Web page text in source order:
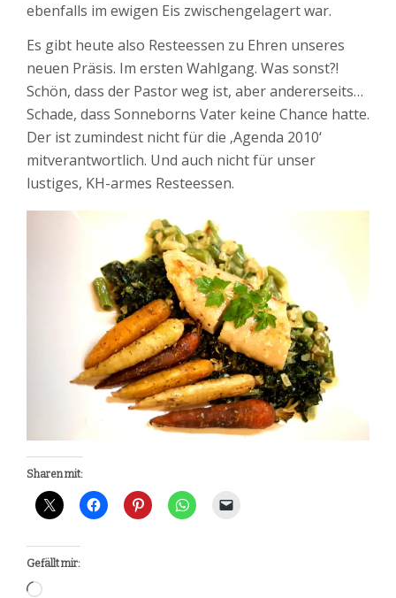
ebenfalls im ewigen Eis zwischengelagert war.
Es gibt heute also Resteessen zu Ehren unseres
neuen Präsis. Im ersten Wahlgang. Was sonst?!
Schön, dass der Pastor weg ist, aber andererseits…
Schade, dass Sonneborns Vater keine Chance hatte.
Der ist zumindest nicht für die ‚Agenda 2010‘
mitverantwortlich. Und auch nicht für unser
lustiges, KH-armes Resteessen.
Sharen mit:
Gefällt mir:
Wird